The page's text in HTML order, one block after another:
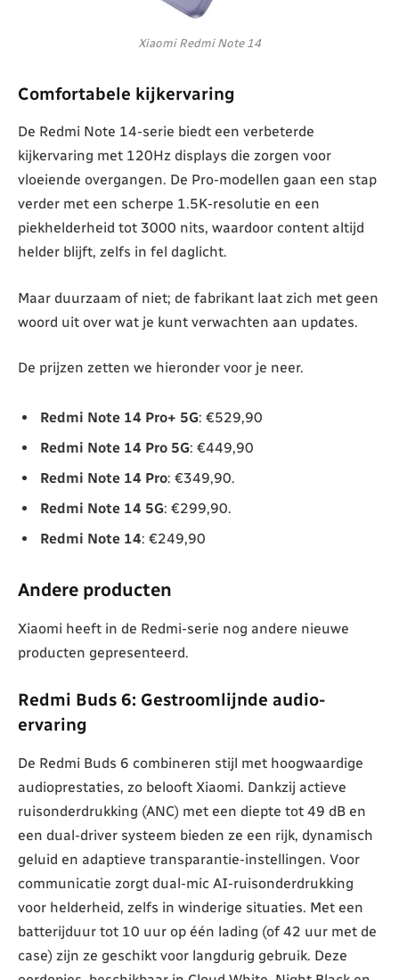
Xiaomi Redmi Note 14
Comfortabele kijkervaring
De Redmi Note 14-serie biedt een verbeterde
kijkervaring met 120Hz displays die zorgen voor
vloeiende overgangen. De Pro-modellen gaan een stap
verder met een scherpe 1.5K-resolutie en een
piekhelderheid tot 3000 nits, waardoor content altijd
helder blijft, zelfs in fel daglicht.
Maar duurzaam of niet; de fabrikant laat zich met geen
woord uit over wat je kunt verwachten aan updates.
De prijzen zetten we hieronder voor je neer.
Redmi Note 14 Pro+ 5G: €529,90
Redmi Note 14 Pro 5G: €449,90
Redmi Note 14 Pro: €349,90.
Redmi Note 14 5G: €299,90.
Redmi Note 14: €249,90
Andere producten
Xiaomi heeft in de Redmi-serie nog andere nieuwe
producten gepresenteerd.
Redmi Buds 6: Gestroomlijnde audio-
ervaring
De Redmi Buds 6 combineren stijl met hoogwaardige
audioprestaties, zo belooft Xiaomi. Dankzij actieve
ruisonderdrukking (ANC) met een diepte tot 49 dB en
een dual-driver systeem bieden ze een rijk, dynamisch
geluid en adaptieve transparantie-instellingen. Voor
communicatie zorgt dual-mic AI-ruisonderdrukking
voor helderheid, zelfs in winderige situaties. Met een
batterijduur tot 10 uur op één lading (of 42 uur met de
case) zijn ze geschikt voor langdurig gebruik. Deze